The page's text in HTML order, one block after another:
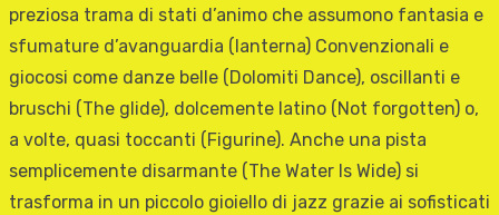
preziosa trama di stati d’animo che assumono fantasia e
sfumature d’avanguardia (lanterna) Convenzionali e
giocosi come danze belle (Dolomiti Dance), oscillanti e
bruschi (The glide), dolcemente latino (Not forgotten) o,
a volte, quasi toccanti (Figurine). Anche una pista
semplicemente disarmante (The Water Is Wide) si
trasforma in un piccolo gioiello di jazz grazie ai sofisticati